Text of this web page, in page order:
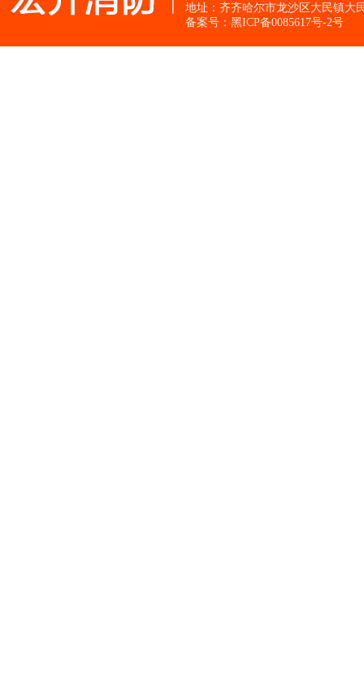
地址：齐齐哈尔市龙沙区大民
备案号：黑ICP备0085617号-2